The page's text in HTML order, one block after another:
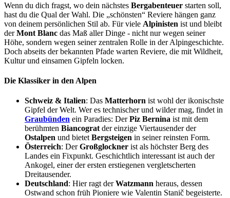
Wenn du dich fragst, wo dein nächstes Bergabenteuer starten soll,
hast du die Qual der Wahl. Die „schönsten“ Reviere hängen ganz
von deinem persönlichen Stil ab. Für viele Alpinisten ist und bleibt
derMont Blanc das Maß aller Dinge - nicht nur wegen seiner
Höhe, sondern wegen seiner zentralen Rolle in der Alpingeschichte.
Doch abseits der bekannten Pfade warten Reviere, die mit Wildheit,
Kultur und einsamen Gipfeln locken.
Die Klassiker in den Alpen
Schweiz & Italien: Das Matterhorn ist wohl der ikonischste
Gipfel der Welt. Wer es technischer und wilder mag, findet in
Graubünden ein Paradies: DerPiz Bernina ist mit dem
berühmten Biancograt der einzige Viertausender der
Ostalpen und bietet Bergsteigen in seiner reinsten Form.
Österreich: DerGroßglockner ist als höchster Berg des
Landes ein Fixpunkt. Geschichtlich interessant ist auch der
Ankogel, einer der ersten erstiegenen vergletscherten
Dreitausender.
Deutschland: Hier ragt derWatzmann heraus, dessen
Ostwand schon früh Pioniere wie Valentin Stanič begeisterte.